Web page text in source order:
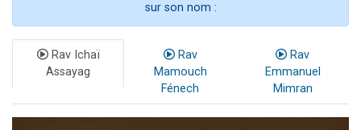
sur son nom :
Rav Ichaï
Assayag
Rav
Mamouch
Fénech
Rav
Emmanuel
Mimran